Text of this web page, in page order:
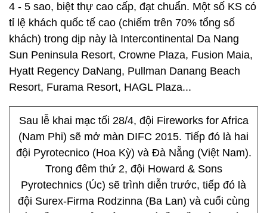
4 - 5 sao, biệt thự cao cấp, đạt chuẩn. Một số KS có
tỉ lệ khách quốc tế cao (chiếm trên 70% tổng số
khách) trong dịp này là Intercontinental Da Nang
Sun Peninsula Resort, Crowne Plaza, Fusion Maia,
Hyatt Regency DaNang, Pullman Danang Beach
Resort, Furama Resort, HAGL Plaza...
Sau lễ khai mạc tối 28/4, đội Fireworks for Africa
(Nam Phi) sẽ mở màn DIFC 2015. Tiếp đó là hai
đội Pyrotecnico (Hoa Kỳ) và Đà Nẵng (Việt Nam).
Trong đêm thứ 2, đội Howard & Sons
Pyrotechnics (Úc) sẽ trình diễn trước, tiếp đó là
đội Surex-Firma Rodzinna (Ba Lan) và cuối cùng